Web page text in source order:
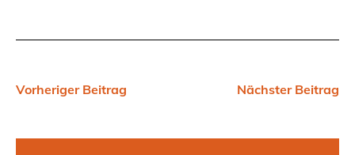
Vorheriger Beitrag Nächster Beitrag